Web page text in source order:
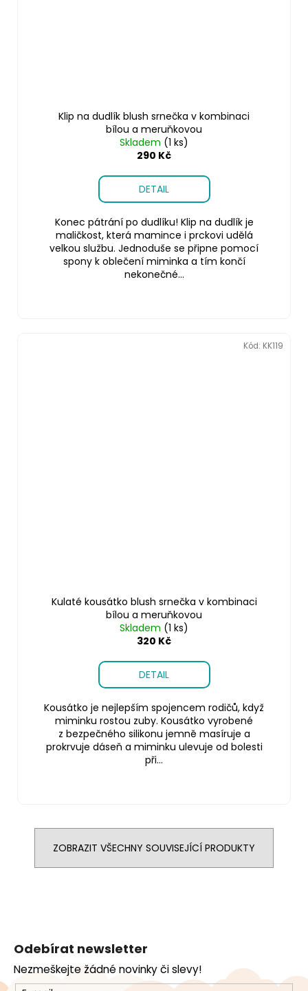
Klip na dudlík blush srnečka v kombinaci
bílou a meruňkovou
Skladem (1 ks)
290 Kč
DETAIL
Konec pátrání po dudlíku! Klip na dudlík je
maličkost, která mamince i prckovi udělá
velkou službu. Jednoduše se připne pomocí
spony k oblečení miminka a tím končí
nekonečné...
Kulaté kousátko blush srnečka v kombinaci
bílou a meruňkovou
Skladem (1 ks)
320 Kč
DETAIL
Kousátko je nejlepším spojencem rodičů, když
miminku rostou zuby. Kousátko vyrobené
z bezpečného silikonu jemně masíruje a
prokrvuje dáseň a miminku ulevuje od bolesti
při...
Kód: KK119
ZOBRAZIT VŠECHNY SOUVISEJÍCÍ PRODUKTY
a
Odebírat newsletter
Nezmeškejte žádné novinky či slevy!